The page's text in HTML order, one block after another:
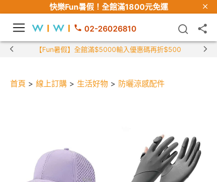
快樂Fun暑假！ 全館滿1800元免運
02-26026810
【Fun暑假】全館滿$5000輸入優惠碼再折$500
首頁 > 線上訂購 > 生活好物 > 防曬涼感配件